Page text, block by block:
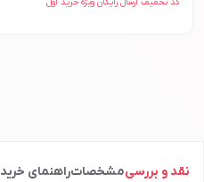
کد تخفیف ارسال رایگان ویژه خرید اول
نقد و بررسیمشخصاتراهنمای خرید